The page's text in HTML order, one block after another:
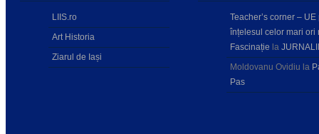
LIIS.ro
Art Historia
Ziarul de Iași
Teacher’s corner – UE
înțelesul celor mari ori
Fascinație la
Moldovanu Ovidiu la
Pas